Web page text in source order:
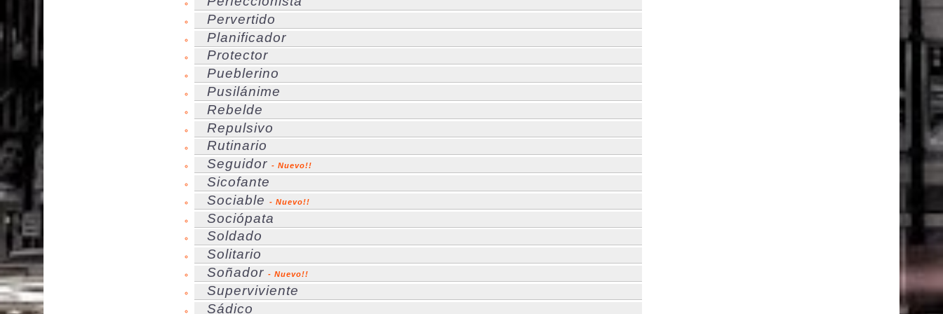
Pervertido
Planificador
Protector
Pueblerino
Pusilánime
Rebelde
Repulsivo
Rutinario
Seguidor - Nuevo!!
Sicofante
Sociable
- Nuevo!!
Sociópata
Soldado
Solitario
Soñador - Nuevo!!
Superviviente
Sádico